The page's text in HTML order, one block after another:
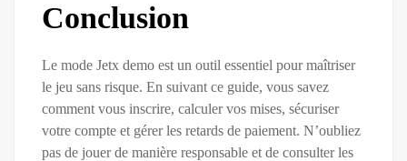
Conclusion
Le mode Jetx demo est un outil essentiel pour maîtriser
le jeu sans risque. En suivant ce guide, vous savez
comment vous inscrire, calculer vos mises, sécuriser
votre compte et gérer les retards de paiement. N’oubliez
pas de jouer de manière responsable et de consulter les